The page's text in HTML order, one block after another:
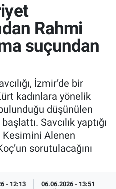
Rahmi
suçundan
İzmir’de bir
kadınlara yönelik
düşünülen
Savcılık yaptığı
Kesimini Alenen
sorutulacağını
- 12:13 06.06.2026 - 13:51